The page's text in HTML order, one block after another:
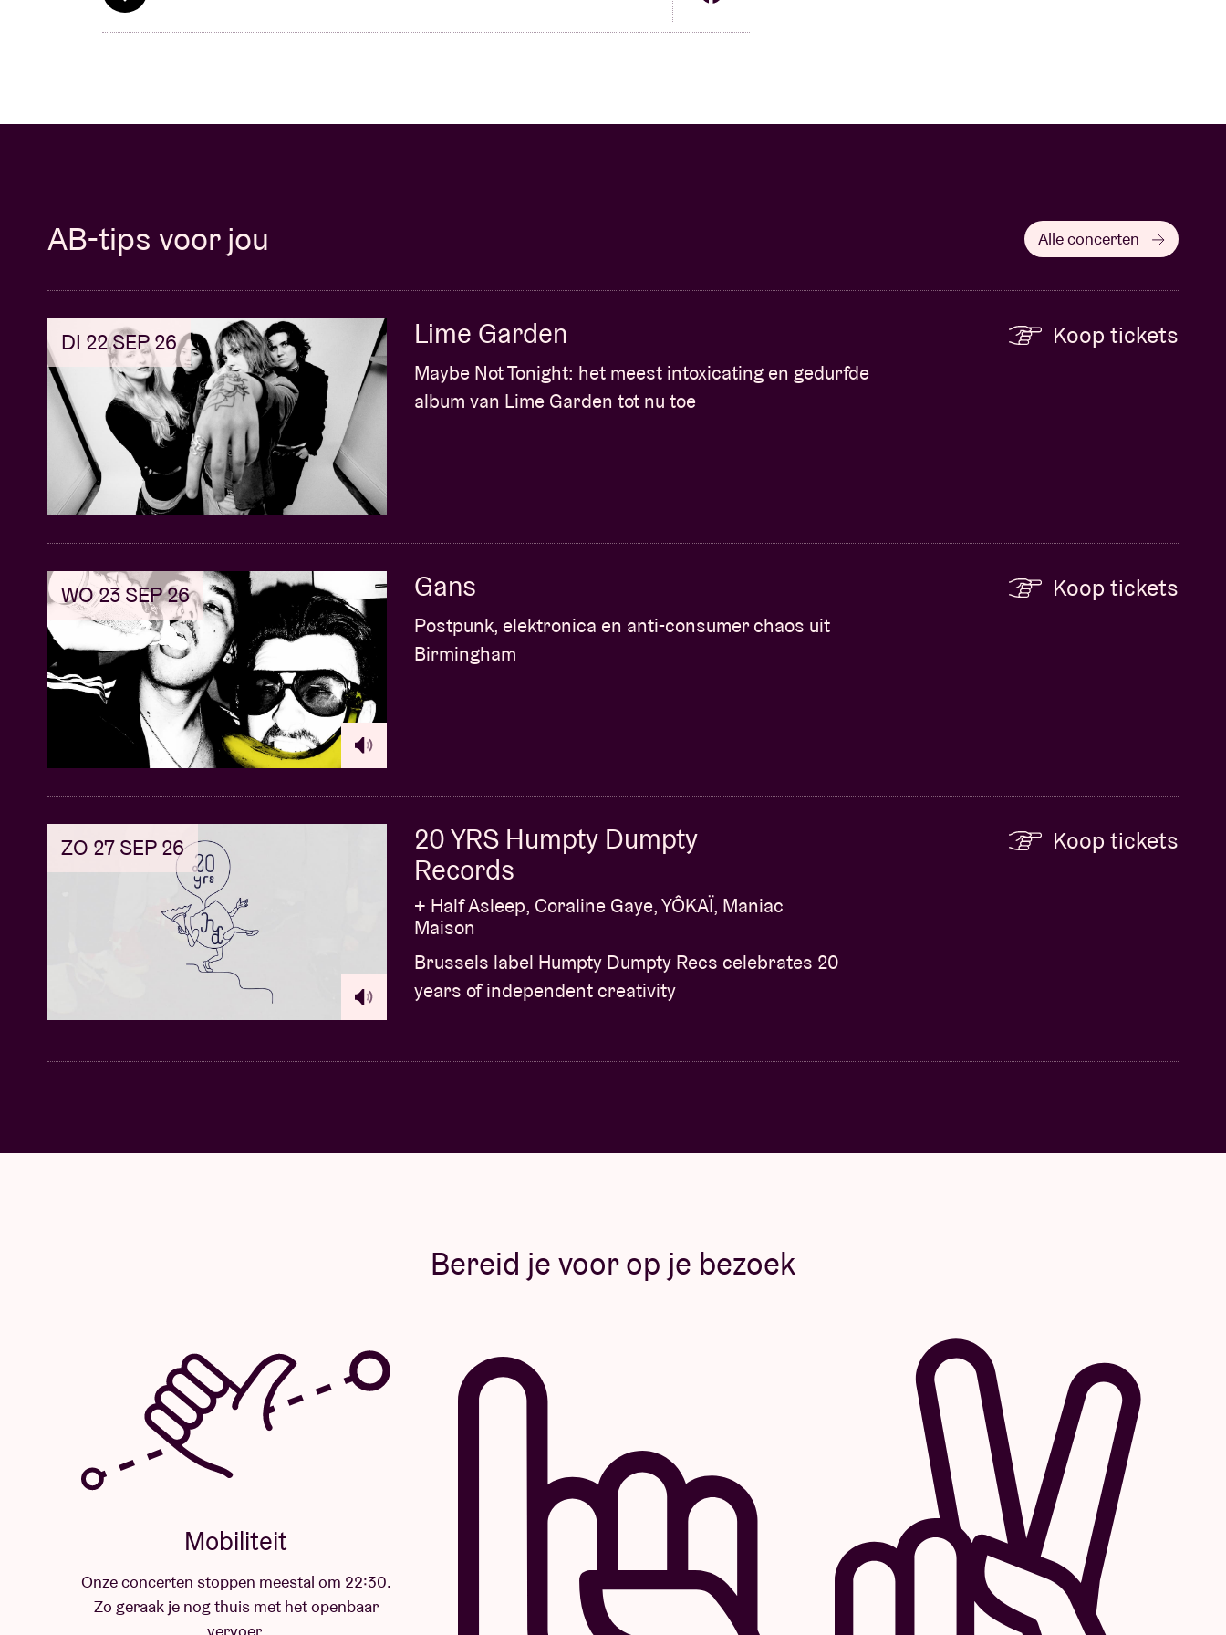
AB-tips voor jou Alle concerten
DI 22 SEP 26 Lime Garden
Maybe Not Tonight: het meest intoxicating en gedurfde
album van Lime Garden tot nu toe
Koop tickets
WO 23 SEP 26 Gans
Postpunk, elektronica en anti-consumer chaos uit
Birmingham
Koop tickets
ZO 27 SEP 26
20 YRS Humpty Dumpty
Records
+ Half Asleep, Coraline Gaye, YÔKAÏ, Maniac
Maison
Brussels label Humpty Dumpty Recs celebrates 20
years of independent creativity
Koop tickets
Bereid je voor op je bezoek
Mobiliteit
Onze concerten stoppen meestal om 22:30.
Zo geraak je nog thuis met het openbaar